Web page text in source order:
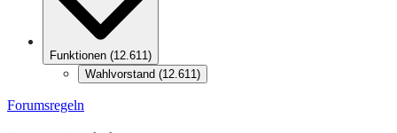
Funktionen (12.611)
Wahlvorstand (12.611)
Forumsregeln